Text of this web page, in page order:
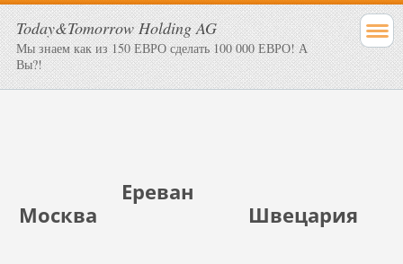
Today&Tomorrow Holding AG
Мы знаем как из 150 ЕВРО сделать 100 000 ЕВРО! А
Вы?!
Ереван
Москва
Швецария